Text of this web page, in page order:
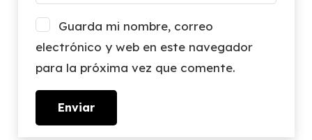
Guarda mi nombre, correo
electrónico y web en este navegador
para la próxima vez que comente.